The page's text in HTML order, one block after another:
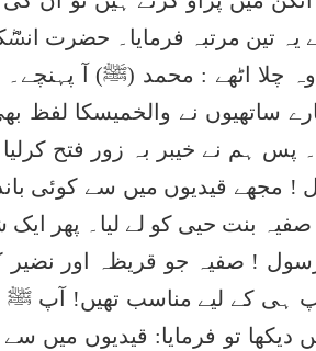
یہ تین مرتبہ فرمایا۔ حضرت
چلا اٹھے : محمد (ﷺ) آ پہنچے۔
نے والخميس‏کا لفظ
ہم نے خیبر بہ زور فتح کرلیا
! مجھے قیدیوں میں سے کوئی
صفیہ بنت حیی کو لے لیا۔ پھر
! صفیہ جو قریظہ اور نضیر
ہی کے لیے مناسب تھیں! آپ ﷺ
دیکھا تو فرمایا: قیدیوں میں سے